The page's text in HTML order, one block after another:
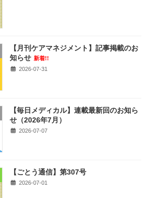
【月刊ケアマネジメント】記事掲載のお
知らせ 新着!!
2026-07-31
【毎日メディカル】連載最新回のお知ら
せ（2026年7月）
2026-07-07
【ごとう通信】第307号
2026-07-01